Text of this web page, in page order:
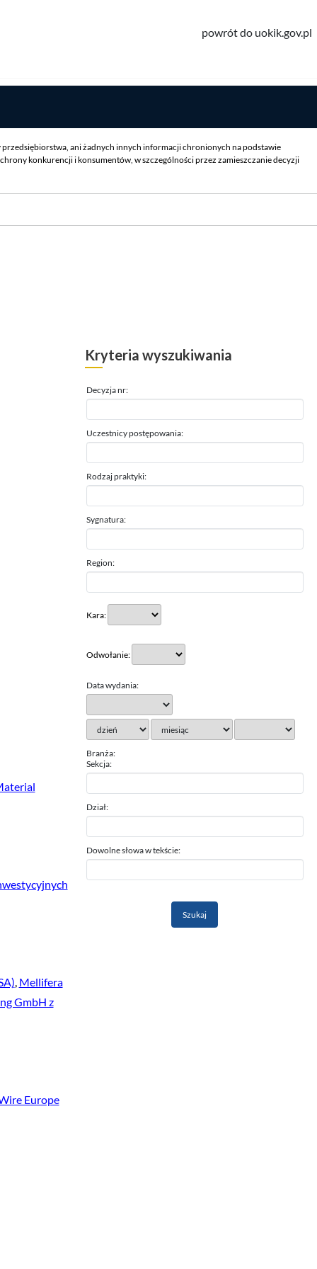
powrót do uokik.gov.pl
ani żadnych innych informacji chronionych na podstawie
konkurencji i konsumentów, w szczególności przez zamieszczanie decyzji
, Mellifera
GmbH z
Europe
Kryteria wyszukiwania
Decyzja nr:
Uczestnicy postępowania:
Rodzaj praktyki:
Sygnatura:
Region:
Kara:
Odwołanie:
Data wydania:
Branża:
Sekcja:
Dział:
Dowolne słowa w tekście: